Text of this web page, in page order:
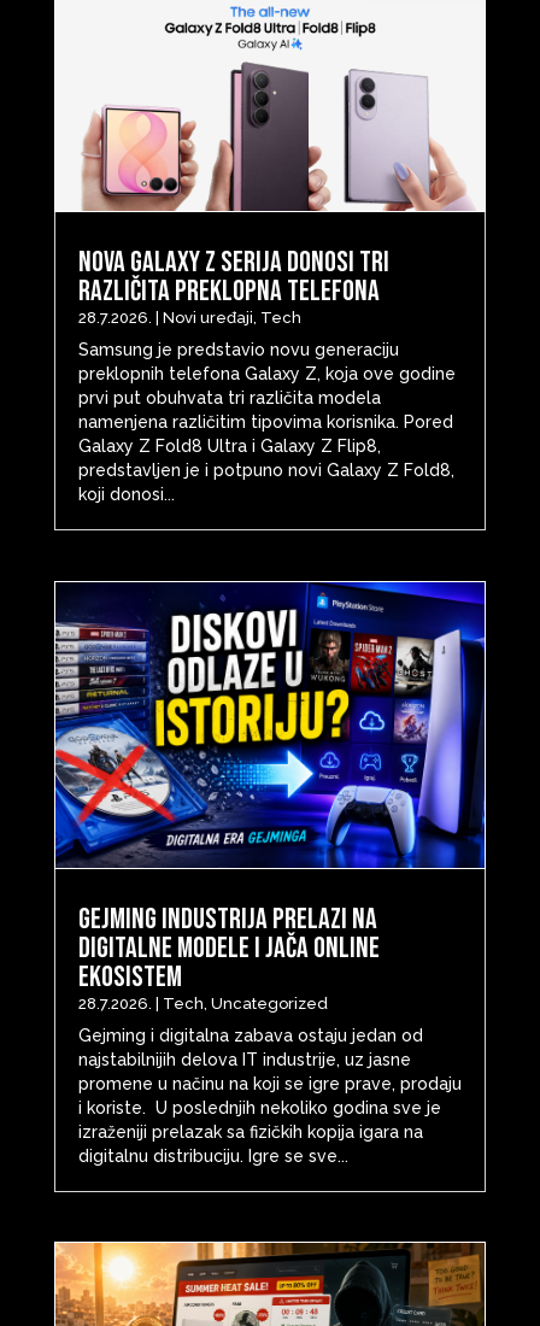
Nova Galaxy Z serija donosi tri
različita preklopna telefona
28.7.2026. Novi uređaji, Tech
Samsung je predstavio novu generaciju
preklopnih telefona Galaxy Z, koja ove godine
prvi put obuhvata tri različita modela
namenjena različitim tipovima korisnika. Pored
Galaxy Z Fold8 Ultra i Galaxy Z Flip8,
predstavljen je i potpuno novi Galaxy Z Fold8,
koji donosi...
Gejming industrija prelazi na
digitalne modele i jača online
ekosistem
28.7.2026. Tech, Uncategorized
Gejming i digitalna zabava ostaju jedan od
najstabilnijih delova IT industrije, uz jasne
promene u načinu na koji se igre prave, prodaju
i koriste. U poslednjih nekoliko godina sve je
izraženiji prelazak sa fizičkih kopija igara na
digitalnu distribuciju. Igre se sve...